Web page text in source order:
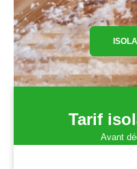
Tarif
Avant